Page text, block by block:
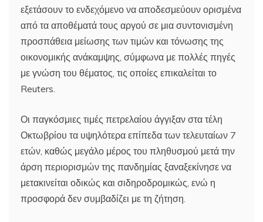
εξετάσουν το ενδεχόμενο να αποδεσμεύουν ορισμένα
από τα αποθέματά τους αργού σε μια συντονισμένη
προσπάθεια μείωσης των τιμών και τόνωσης της
οικονομικής ανάκαμψης, σύμφωνα με πολλές πηγές
με γνώση του θέματος, τις οποίες επικαλείται το
Reuters.
Οι παγκόσμιες τιμές πετρελαίου άγγιξαν στα τέλη
Οκτωβρίου τα υψηλότερα επίπεδα των τελευταίων 7
ετών, καθώς μεγάλο μέρος του πληθυσμού μετά την
άρση περιορισμών της πανδημίας ξαναξεκίνησε να
μετακινείται οδικώς και σιδηροδρομικώς, ενώ η
προσφορά δεν συμβαδίζει με τη ζήτηση.